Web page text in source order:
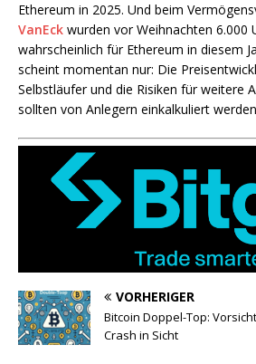
Ethereum in 2025. Und beim
VanEck wurden vor Weihnachten 6.000
wahrscheinlich für Ethereum in diesem
scheint momentan nur: Die
Selbstläufer und die Risiken für weitere
sollten von Anlegern einkalkuliert
VORHERIGER
Bitcoin Doppel-Top:
Crash in Sicht